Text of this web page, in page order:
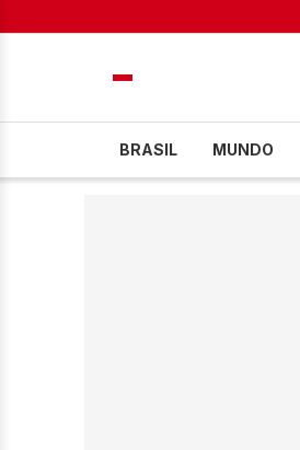
BRASIL MUNDO